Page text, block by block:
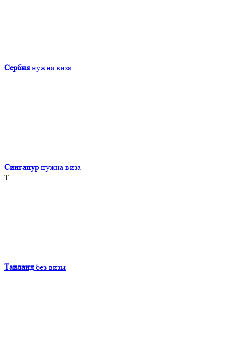
Сербия нужна виза
Сингапур нужна виза
Т
Таиланд без визы